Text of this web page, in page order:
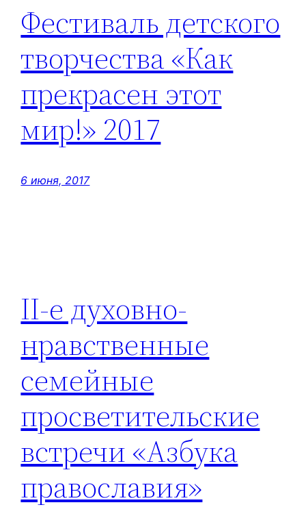
Фестиваль детского
творчества «Как
прекрасен этот
мир!» 2017
6 июня, 2017
II-е духовно-
нравственные
семейные
просветительские
встречи «Азбука
православия»